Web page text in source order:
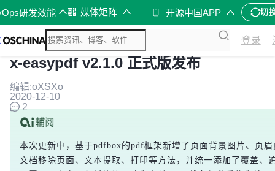
研发效能 媒体矩阵 开源中国APP 切
登录
x-easypdf v2.1.0 正式版发布
编辑:oXSXo
2020-12-10
2
本次更新中，基于pdfbox的pdf框架新增了页面背景图片、页
文档移除页面、文本提取、打印等方法，并统一添加了覆盖、